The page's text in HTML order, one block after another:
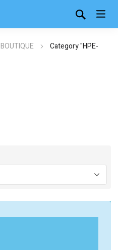
BOUTIQUE
Category "HPE-